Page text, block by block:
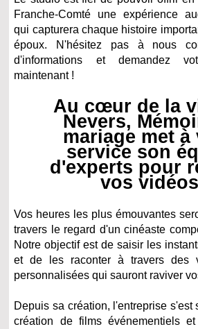
Franche-Comté une expérience
qui capturera chaque histoire
époux. N'hésitez pas à nous
d'informations et demandez
maintenant !
Au cœur de la
Nevers,
mariage met à
service son
d'experts pour
vos
Vos heures les plus émouvantes
travers le regard d'un cinéaste
Notre objectif est de saisir les
et de les raconter à travers des
personnalisées qui sauront raviver
Depuis sa création, l'entreprise s'est
création de films événementiels